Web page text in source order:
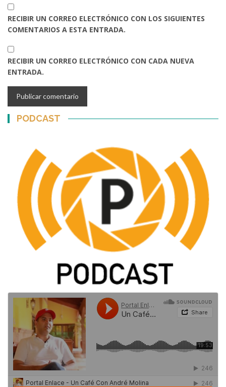
RECIBIR UN CORREO ELECTRÓNICO CON LOS SIGUIENTES
COMENTARIOS A ESTA ENTRADA.
RECIBIR UN CORREO ELECTRÓNICO CON CADA NUEVA
ENTRADA.
PODCAST